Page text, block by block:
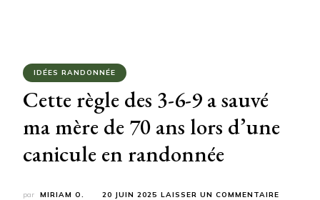
IDÉES RANDONNÉE
Cette règle des 3-6-9 a sauvé
ma mère de 70 ans lors d’une
canicule en randonnée
par MIRIAM O. 20 JUIN 2025 LAISSER UN COMMENTAIRE